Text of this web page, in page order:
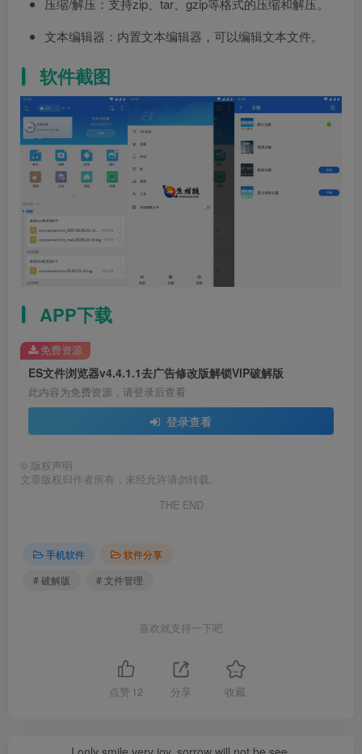
压缩/解压：支持zip、tar、gzip等格式的压缩和解压。
文本编辑器：内置文本编辑器，可以编辑文本文件。
软件截图
APP下载
ES文件浏览器v4.4.1.1去广告修改版解锁VIP破解版
此内容为免费资源，请登录后查看
登录查看
免费资源
© 版权声明
文章版权归作者所有，未经允许请勿转载。
THE END
手机软件
软件分享
# 破解版
# 文件管理
喜欢就支持一下吧
点赞 12 分享 收藏